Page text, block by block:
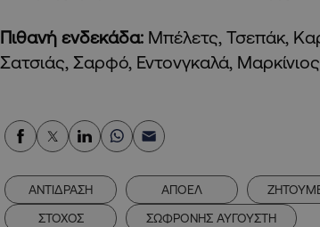
Πιθανή ενδεκάδα: Μπέλετς, Τσεπάκ,
Σατσιάς, Σαρφό, Εντονγκαλά, Μαρκίνιος,
ΑΝΤΙΔΡΑΣΗ ΑΠΟΕΛ
ΣΤΟΧΟΣ
ΣΩΦΡΟΝΗΣ ΑΥΓΟΥΣΤΗ